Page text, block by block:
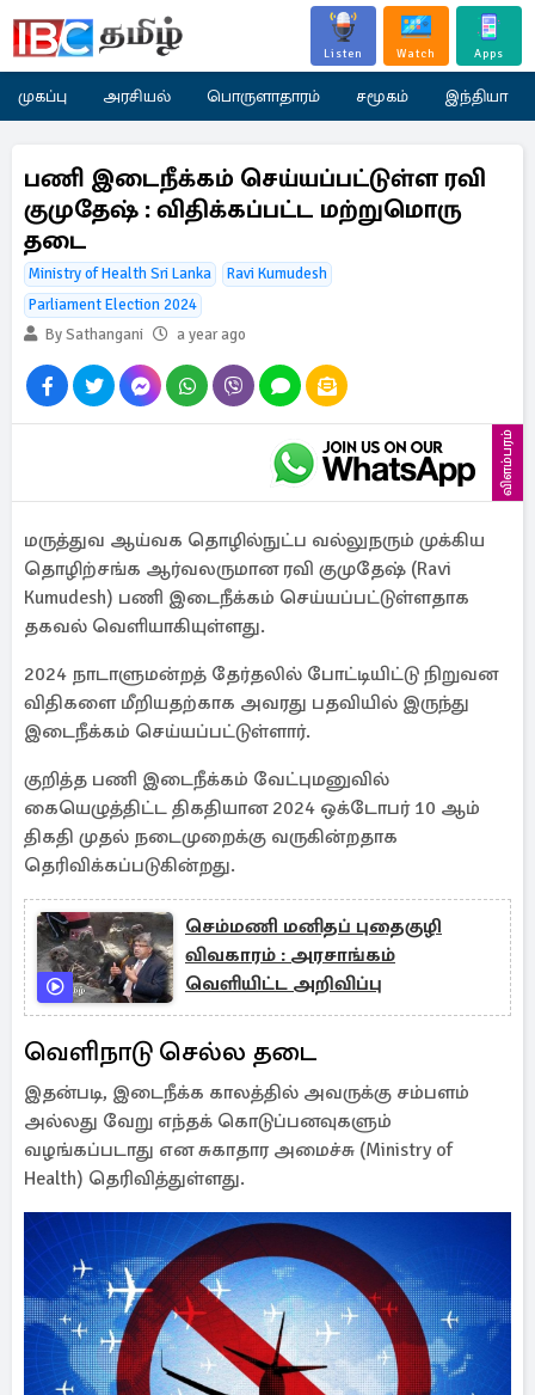
Listen Watch Apps
முகப்பு அரசியல் பொருளாதாரம் சமூகம் இந்தியா
பணி இடைநீக்கம் செய்யப்பட்டுள்ள ரவி
குமுதேஷ் : விதிக்கப்பட்ட மற்றுமொரு
தடை
Ministry of Health Sri Lanka
Ravi Kumudesh
Parliament Election 2024
By Sathangani
a year ago
விளம்பரம்
மருத்துவ ஆய்வக தொழில்நுட்ப வல்லுநரும் முக்கிய
தொழிற்சங்க ஆர்வலருமான ரவி குமுதேஷ் (Ravi
Kumudesh) பணி இடைநீக்கம் செய்யப்பட்டுள்ளதாக
தகவல் வெளியாகியுள்ளது.
2024 நாடாளுமன்றத் தேர்தலில் போட்டியிட்டு நிறுவன
விதிகளை மீறியதற்காக அவரது பதவியில் இருந்து
இடைநீக்கம் செய்யப்பட்டுள்ளார்.
குறித்த பணி இடைநீக்கம் வேட்புமனுவில்
கையெழுத்திட்ட திகதியான 2024 ஒக்டோபர் 10 ஆம்
திகதி முதல் நடைமுறைக்கு வருகின்றதாக
தெரிவிக்கப்படுகின்றது.
செம்மணி மனிதப் புதைகுழி
விவகாரம் : அரசாங்கம்
வெளியிட்ட அறிவிப்பு
வெளிநாடு செல்ல தடை
இதன்படி, இடைநீக்க காலத்தில் அவருக்கு சம்பளம்
அல்லது வேறு எந்தக் கொடுப்பனவுகளும்
வழங்கப்படாது என சுகாதார அமைச்சு (Ministry of
Health) தெரிவித்துள்ளது.